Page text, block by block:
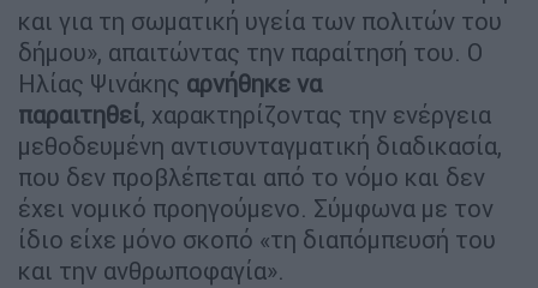
και για τη σωματική υγεία των πολιτών του
δήμου», απαιτώντας την παραίτησή του. Ο
Ηλίας Ψινάκης αρνήθηκε να
παραιτηθεί, χαρακτηρίζοντας την ενέργεια
μεθοδευμένη αντισυνταγματική διαδικασία,
που δεν προβλέπεται από το νόμο και δεν
έχει νομικό προηγούμενο. Σύμφωνα με τον
ίδιο είχε μόνο σκοπό «τη διαπόμπευσή του
και την ανθρωποφαγία».